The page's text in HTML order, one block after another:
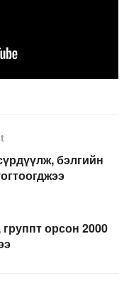
бэлгийн
орсон 2000